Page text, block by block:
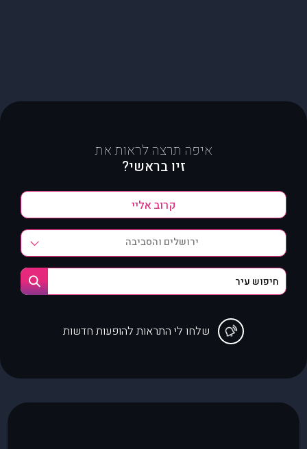
איפה תרצה לראות את
זיו בראשי?
ירושלים והסביבה
שלחו לי התראות להופעות חדשות